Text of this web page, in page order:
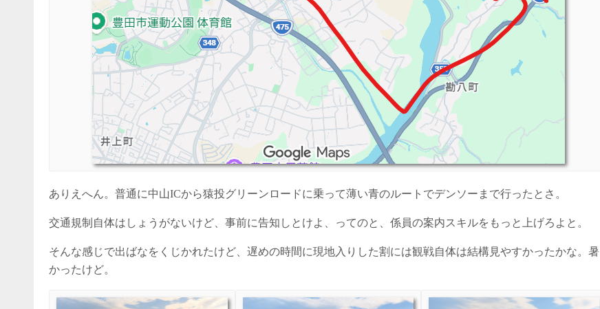
ありえへん。普通に中山ICから猿投グリーンロードに乗って薄い青のルートでデンソーまで行ったとさ。
交通規制自体はしょうがないけど、事前に告知しとけよ、ってのと、係員の案内スキルをもっと上げろよと。
そんな感じで出ばなをくじかれたけど、遅めの時間に現地入りした割には観戦自体は結構見やすかったかな。暑
かったけど。